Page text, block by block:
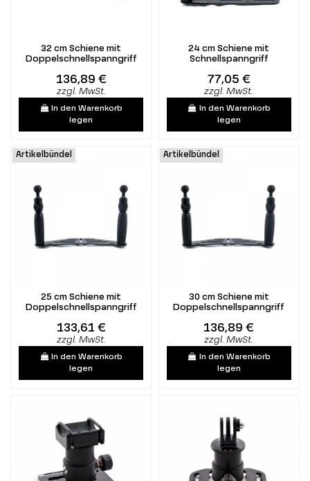
32 cm Schiene mit
Doppelschnellspanngriff
136,89 €
zzgl. MwSt.
In den Warenkorb
legen
24 cm Schiene mit
Schnellspanngriff
77,05 €
zzgl. MwSt.
In den Warenkorb
legen
Artikelbündel
25 cm Schiene mit
Doppelschnellspanngriff
133,61 €
zzgl. MwSt.
In den Warenkorb
legen
Artikelbündel
30 cm Schiene mit
Doppelschnellspanngriff
136,89 €
zzgl. MwSt.
In den Warenkorb
legen